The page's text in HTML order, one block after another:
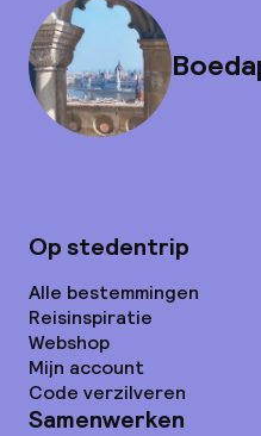
Op stedentrip
Alle bestemmingen
Reisinspiratie
Webshop
Mijn account
Code verzilveren
Samenwerken